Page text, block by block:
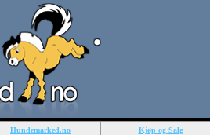
Hundemarked.no Kjøp og Salg